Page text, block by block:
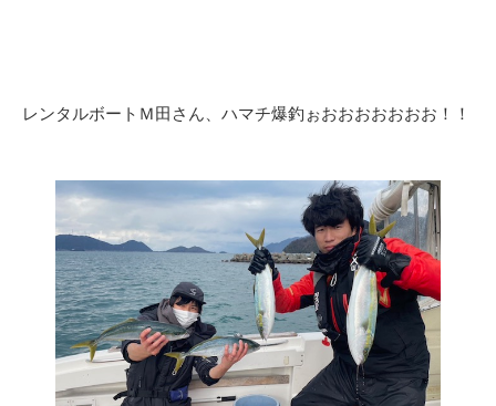
レンタルボートＭ田さん、ハマチ爆釣ぉおおおおおおお！！